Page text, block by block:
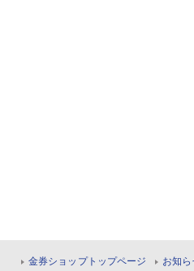
金券ショップトップページ お知